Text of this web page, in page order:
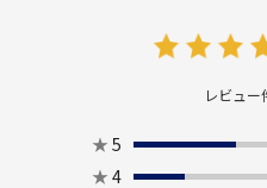
レビュー
★ 5
★ 4